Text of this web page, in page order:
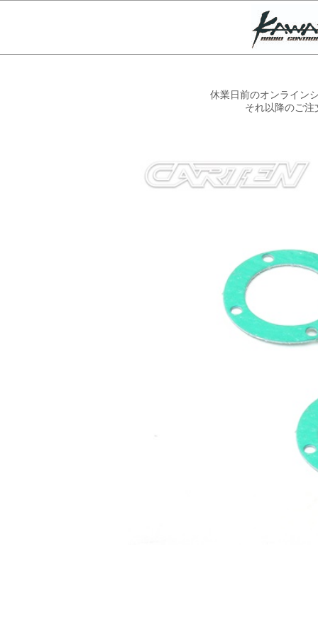
休業日前のオンライン
それ以降のご